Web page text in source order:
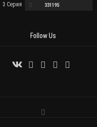
3 Серия 331195
Follow Us